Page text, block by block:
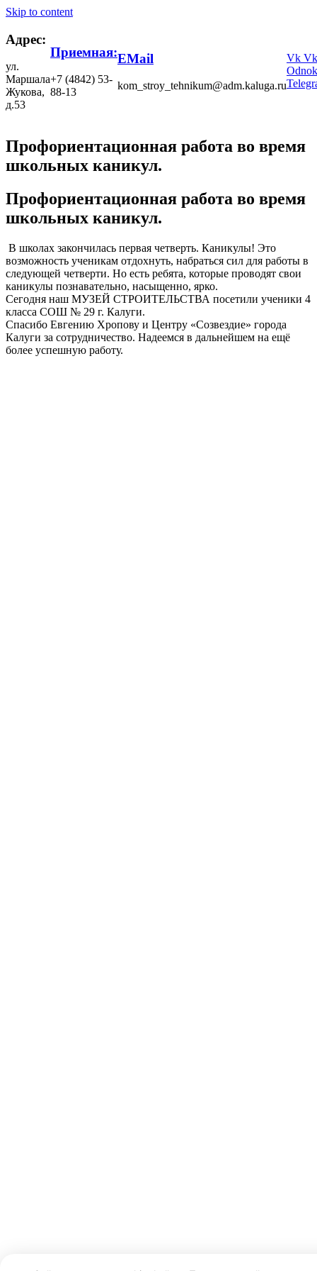
Skip to content
Адрес:
ул.
Маршала
Жукова,
д.53
Приемная:
+7 (4842) 53-
88-13
EMail
kom_stroy_tehnikum@adm.kaluga.ru
Vk Vk
Профориентационная работа во время
школьных каникул.
Профориентационная работа во время
школьных каникул.
В школах закончилась первая четверть. Каникулы! Это
возможность ученикам отдохнуть, набраться сил для работы в
следующей четверти. Но есть ребята, которые проводят свои
каникулы познавательно, насыщенно, ярко.
Сегодня наш МУЗЕЙ СТРОИТЕЛЬСТВА посетили ученики 4
класса СОШ № 29 г. Калуги.
Спасибо Евгению Хропову и Центру «Созвездие» города
Калуги за сотрудничество. Надеемся в дальнейшем на ещё
более успешную работу.